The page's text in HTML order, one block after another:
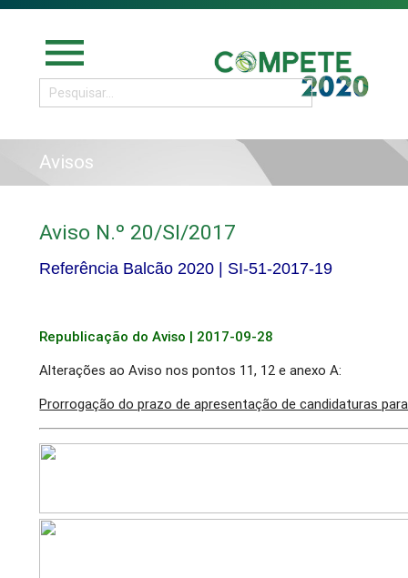
menu
Avisos
Aviso N.º 20/SI/2017
Referência Balcão 2020 | SI-51-2017-19
Republicação do Aviso | 2017-09-28
Alterações ao Aviso nos pontos 11, 12 e anexo A:
Prorrogação do prazo de apresentação de candidaturas